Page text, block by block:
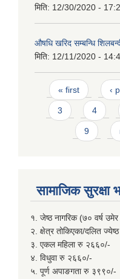
मिति: 12/30/2020 -
औषधि खरिद सम्बन्धि
मिति: 12/11/2020 -
Pages
« first ‹
3 4
9
सामाजिक सुरक्षा
१. जेष्ठ नागरिक (७० वर्ष
२. क्षेत्र तोकिएका/दलित
३. एकल महिला रु २६६०/-
४. विधुवा रु २६६०/-
५. पूर्ण अपाङगता रु ३९९०/-